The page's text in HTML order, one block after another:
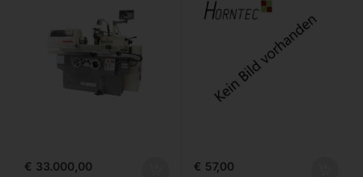
€ 33.000,00 € 57,00